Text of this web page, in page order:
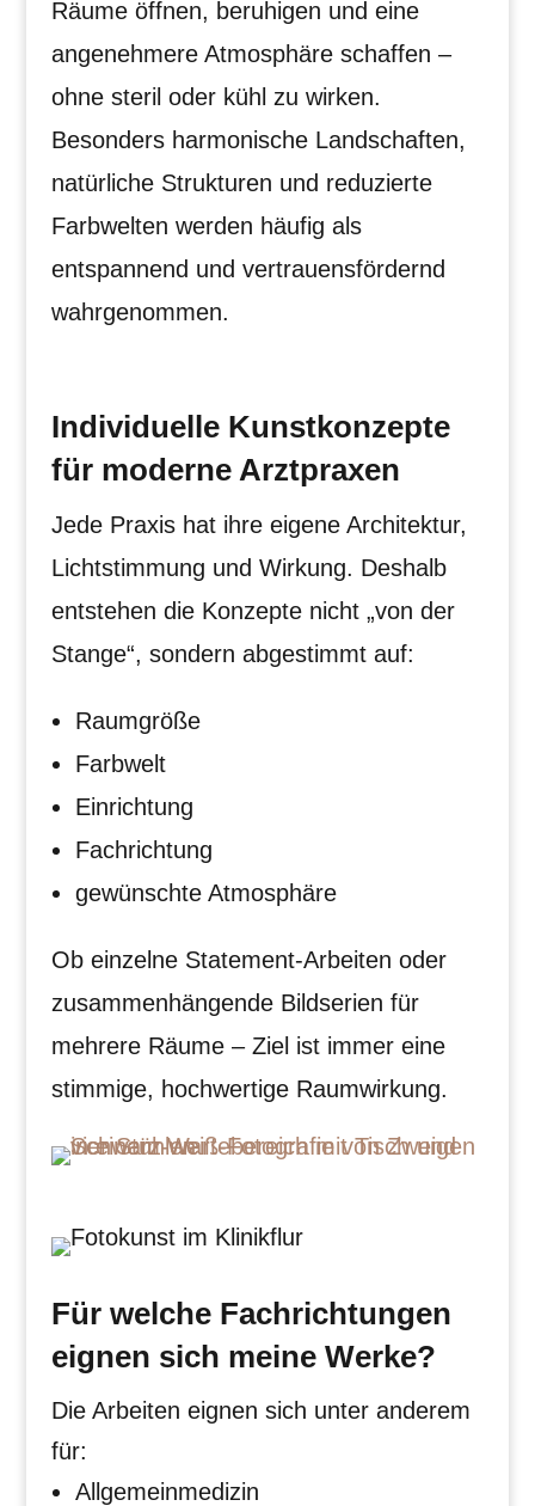
Räume öffnen, beruhigen und eine
angenehmere Atmosphäre schaffen –
ohne steril oder kühl zu wirken.
Besonders harmonische Landschaften,
natürliche Strukturen und reduzierte
Farbwelten werden häufig als
entspannend und vertrauensfördernd
wahrgenommen.
Individuelle Kunstkonzepte
für moderne Arztpraxen
Jede Praxis hat ihre eigene Architektur,
Lichtstimmung und Wirkung. Deshalb
entstehen die Konzepte nicht „von der
Stange“, sondern abgestimmt auf:
Raumgröße
Farbwelt
Einrichtung
Fachrichtung
gewünschte Atmosphäre
Ob einzelne Statement-Arbeiten oder
zusammenhängende Bildserien für
mehrere Räume – Ziel ist immer eine
stimmige, hochwertige Raumwirkung.
Für welche Fachrichtungen
eignen sich meine Werke?
Die Arbeiten eignen sich unter anderem
für:
Allgemeinmedizin